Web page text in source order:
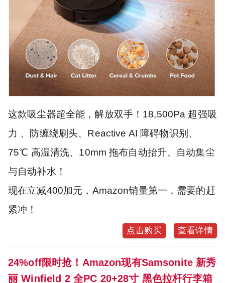
这款吸尘器超全能，解放双手！18,500Pa 超强吸
力 、防缠绕刷头、Reactive AI 障碍物识别、
75℃ 高温清洗、10mm 拖布自动抬升、自动集尘
与自动补水！
现在立减400加元，Amazon销量第一，需要的赶
紧冲！
点击购买 查看详情
24%off限时抢！Amazon现有Samsonite 新秀
丽 Winfield 2 全PC 20+28寸 黑色拉杆行李箱